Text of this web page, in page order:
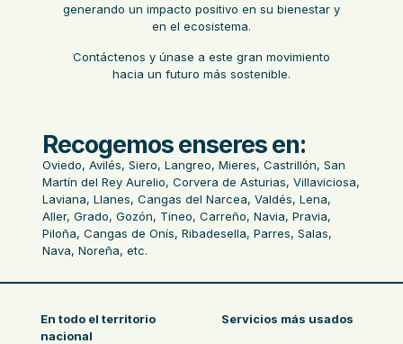
generando un impacto positivo en su bienestar y
en el ecosistema.
Contáctenos y únase a este gran movimiento
hacia un futuro más sostenible.
Recogemos enseres en:
Oviedo, Avilés, Siero, Langreo, Mieres, Castrillón, San
Martín del Rey Aurelio, Corvera de Asturias, Villaviciosa,
Laviana, Llanes, Cangas del Narcea, Valdés, Lena,
Aller, Grado, Gozón, Tineo, Carreño, Navia, Pravia,
Piloña, Cangas de Onís, Ribadesella, Parres, Salas,
Nava, Noreña, etc.
En todo el territorio
nacional
Servicios más usados